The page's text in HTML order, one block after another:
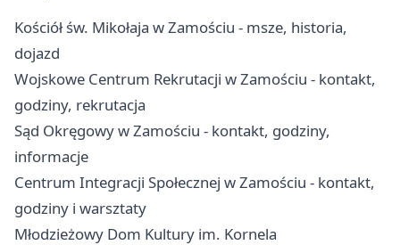
Kościół św. Mikołaja w Zamościu - msze, historia,
dojazd
Wojskowe Centrum Rekrutacji w Zamościu - kontakt,
godziny, rekrutacja
Sąd Okręgowy w Zamościu - kontakt, godziny,
informacje
Centrum Integracji Społecznej w Zamościu - kontakt,
godziny i warsztaty
Młodzieżowy Dom Kultury im. Kornela